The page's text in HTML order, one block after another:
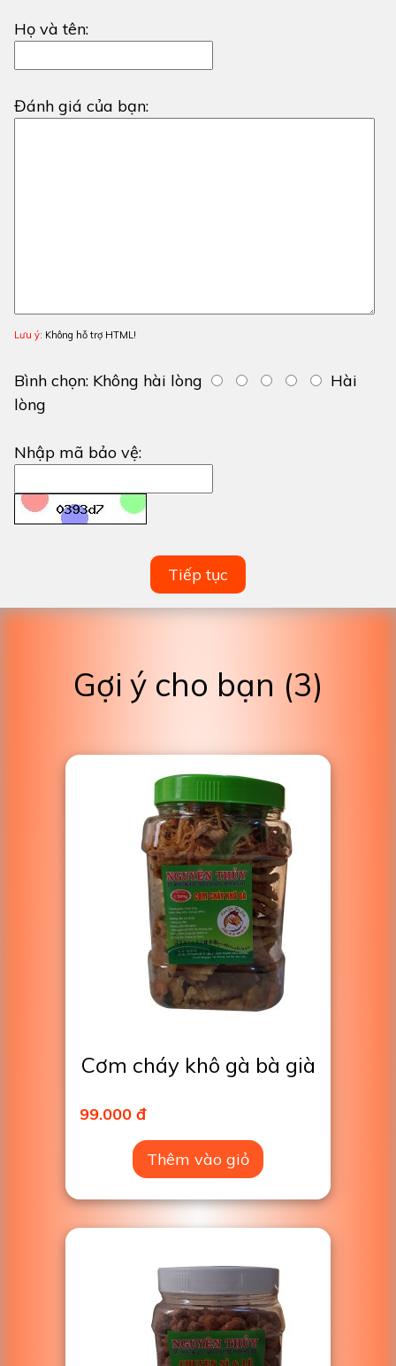
Họ và tên:
Đánh giá của bạn:
Lưu ý: Không hỗ trợ HTML!
Bình chọn: Không hài lòng
Hài
lòng
Nhập mã bảo vệ:
Tiếp tục
Gợi ý cho bạn (3)
Cơm cháy khô gà bà già
99.000 đ
Thêm vào giỏ